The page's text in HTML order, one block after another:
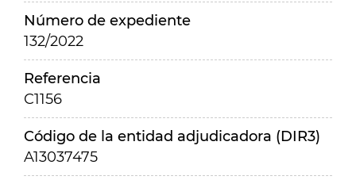
Número de expediente
132/2022
Referencia
C1156
Código de la entidad adjudicadora (DIR3)
A13037475